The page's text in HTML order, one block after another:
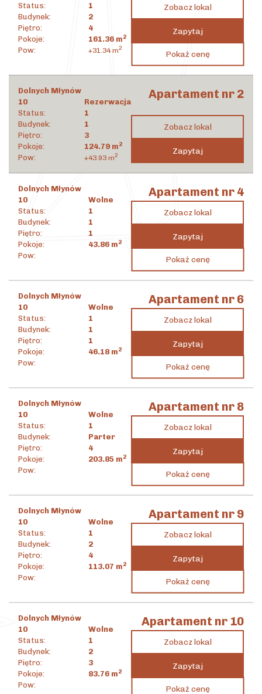
Status:
Budynek:
Piętro:
Pokoje:
Pow:
1
2
4
161.36 m2
+31.34 m2
Zobacz lokal
Zapytaj
44 594
Pokaż cenę
Dolnych Młynów
10
Status:
Budynek:
Piętro:
Pokoje:
Pow:
Rezerwacja
1
1
3
124.79 m2
+43.93 m2
Apartament nr 2
Zobacz lokal
Zapytaj
Dolnych Młynów
10
Status:
Budynek:
Piętro:
Pokoje:
Pow:
Wolne
1
1
1
43.86 m2
Apartament nr 4
Zobacz lokal
Zapytaj
40 579
Pokaż cenę
Dolnych Młynów
10
Status:
Budynek:
Piętro:
Pokoje:
Pow:
Wolne
1
1
1
46.18 m2
Apartament nr 6
Zobacz lokal
Zapytaj
40 254
Pokaż cenę
Dolnych Młynów
10
Status:
Budynek:
Piętro:
Pokoje:
Pow:
Wolne
1
Parter
4
203.85 m2
Apartament nr 8
Zobacz lokal
Zapytaj
44 485
Pokaż cenę
Dolnych Młynów
10
Status:
Budynek:
Piętro:
Pokoje:
Pow:
Wolne
1
2
4
113.07 m2
Apartament nr 9
Zobacz lokal
Zapytaj
42 369
Pokaż cenę
Dolnych Młynów
10
Status:
Budynek:
Piętro:
Pokoje:
Pow:
Wolne
1
2
3
83.76 m2
Apartament nr 10
Zobacz lokal
Zapytaj
43 346
Pokaż cenę